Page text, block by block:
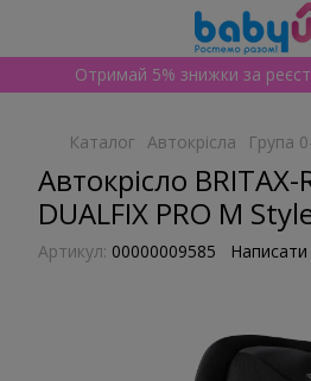
Отримай 5% знижки за
Каталог Автокрісла Група
Автокрісло BRITAX-
DUALFIX PRO M
Артикул: 00000009585 Написати